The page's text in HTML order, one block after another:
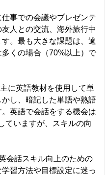
事での会議やプレゼンテ
人との交流、海外旅行中
。最も大きな課題は、適
くの場合（70%以上）で
に英語教材を使用して単
し、暗記した単語や熟語
英語で会話をする機会は
ていますが、スキルの向
会話スキル向上のための
習方法や目標設定に迷っ